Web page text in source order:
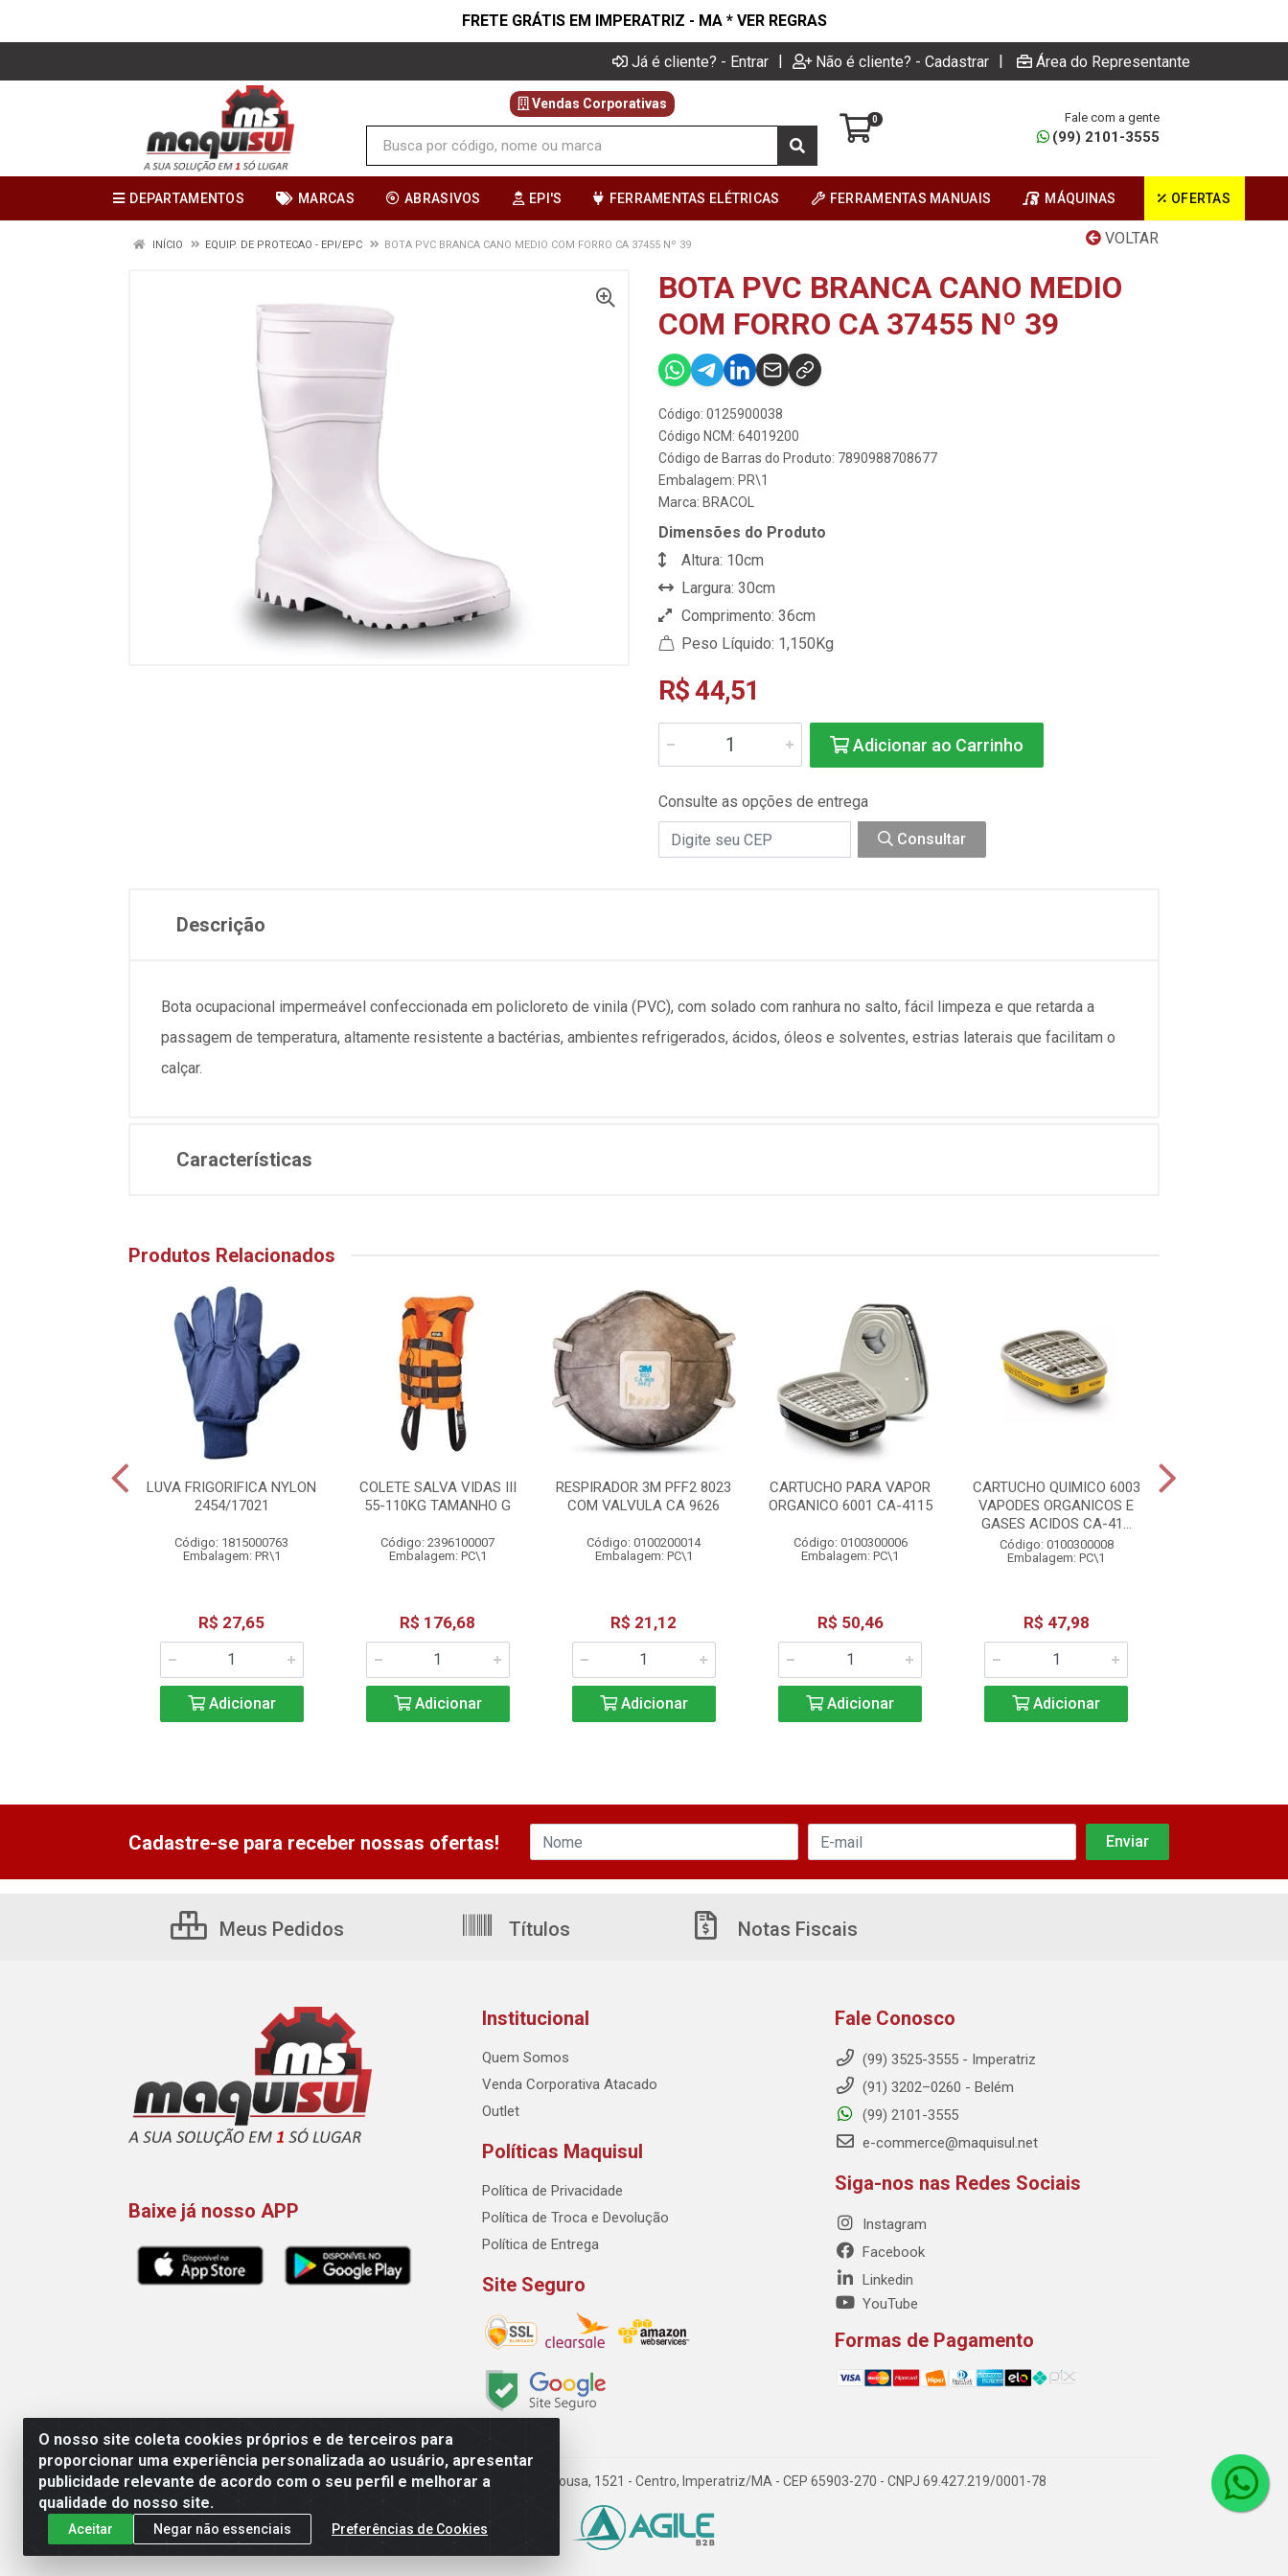
FRETE GRÁTIS EM IMPERATRIZ - MA * VER REGRAS
Já é cliente? - Entrar | Não é cliente? - Cadastrar | Área do Representante
Vendas Corporativas
0 Fale com a gente
(99) 2101-3555
DEPARTAMENTOS MARCAS ABRASIVOS EPI'S FERRAMENTAS ELÉTRICAS FERRAMENTAS MANUAIS MÁQUINAS OFERTAS
VOLTAR
INÍCIO EQUIP. DE PROTECAO - EPI/EPC BOTA PVC BRANCA CANO MEDIO COM FORRO CA 37455 Nº 39
BOTA PVC BRANCA CANO MEDIO
COM FORRO CA 37455 Nº 39
Código: 0125900038
Código NCM: 64019200
Código de Barras do Produto: 7890988708677
Embalagem: PR\1
Marca: BRACOL
Dimensões do Produto
Altura: 10cm
Largura: 30cm
Comprimento: 36cm
Peso Líquido: 1,150Kg
R$ 44,51
Adicionar ao Carrinho
Consulte as opções de entrega
Consultar
Descrição
Bota ocupacional impermeável confeccionada em policloreto de vinila (PVC), com solado com ranhura no salto, fácil limpeza e que retarda a
passagem de temperatura, altamente resistente a bactérias, ambientes refrigerados, ácidos, óleos e solventes, estrias laterais que facilitam o
calçar.
Características
Produtos Relacionados
LUVA FRIGORIFICA NYLON
2454/17021
Código: 1815000763
Embalagem: PR\1
R$ 27,65
Adicionar
COLETE SALVA VIDAS III
55-110KG TAMANHO G
Código: 2396100007
Embalagem: PC\1
R$ 176,68
Adicionar
RESPIRADOR 3M PFF2 8023
COM VALVULA CA 9626
Código: 0100200014
Embalagem: PC\1
R$ 21,12
Adicionar
CARTUCHO PARA VAPOR
ORGANICO 6001 CA-4115
Código: 0100300006
Embalagem: PC\1
R$ 50,46
Adicionar
CARTUCHO QUIMICO 6003
VAPODES ORGANICOS E
GASES ACIDOS CA-41...
Código: 0100300008
Embalagem: PC\1
R$ 47,98
Adicionar
O nosso site coleta cookies próprios e de terceiros para
proporcionar uma experiência personalizada ao usuário, apresentar
publicidade relevante de acordo com o seu perfil e melhorar a
qualidade do nosso site.
Aceitar Negar não essenciais Preferências de Cookies
Cadastre-se para receber nossas ofertas!
Meus Pedidos Títulos Notas Fiscais
Baixe já nosso APP
Institucional
Quem Somos
Venda Corporativa Atacado
Outlet
Políticas Maquisul
Política de Privacidade
Política de Troca e Devolução
Política de Entrega
Site Seguro
Fale Conosco
(99) 3525-3555 - Imperatriz
(91) 3202–0260 - Belém
(99) 2101-3555
e-commerce@maquisul.net
Siga-nos nas Redes Sociais
Instagram
Facebook
Linkedin
YouTube
Formas de Pagamento
Maquisul Comercial LTDA - Av. Dorgival Pinheiro de Sousa, 1521 - Centro, Imperatriz/MA - CEP 65903-270 - CNPJ 69.427.219/0001-78